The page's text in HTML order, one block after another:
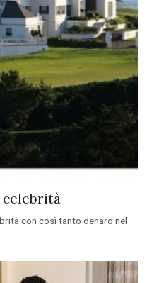
celebrità
con così tanto denaro nel